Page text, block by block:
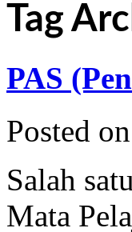
Tag
PAS
Posted on
Salah
Mata